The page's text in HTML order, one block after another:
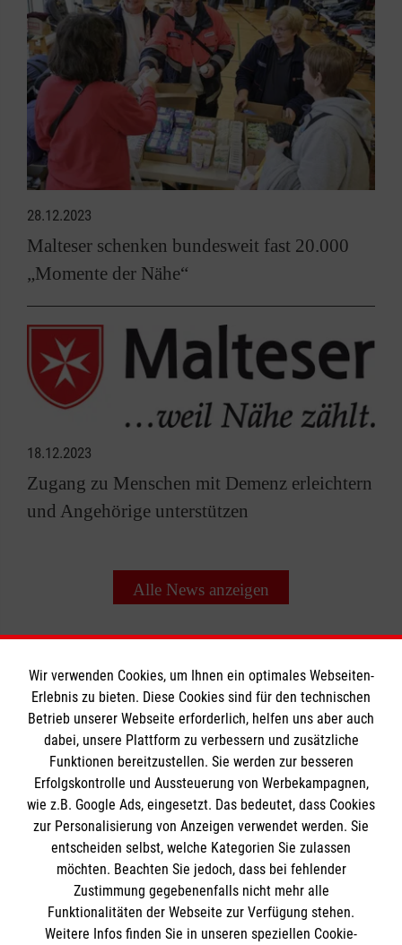
28.12.2023
Malteser schenken bundesweit fast 20.000
„Momente der Nähe“
18.12.2023
Zugang zu Menschen mit Demenz erleichtern
und Angehörige unterstützen
Alle News anzeigen
Informationen
Impressum
Datenschutz
Kontakt
Die Malteser
Malteser in Deutschland
Malteserorden
Sharepoint
Spendenkonto
Wir verwenden Cookies, um Ihnen ein optimales Webseiten-
Erlebnis zu bieten. Diese Cookies sind für den technischen
Betrieb unserer Webseite erforderlich, helfen uns aber auch
dabei, unsere Plattform zu verbessern und zusätzliche
Funktionen bereitzustellen. Sie werden zur besseren
Erfolgskontrolle und Aussteuerung von Werbekampagnen,
wie z.B. Google Ads, eingesetzt. Das bedeutet, dass Cookies
zur Personalisierung von Anzeigen verwendet werden. Sie
entscheiden selbst, welche Kategorien Sie zulassen
möchten. Beachten Sie jedoch, dass bei fehlender
Zustimmung gegebenenfalls nicht mehr alle
Funktionalitäten der Webseite zur Verfügung stehen.
Weitere Infos finden Sie in unseren speziellen Cookie-